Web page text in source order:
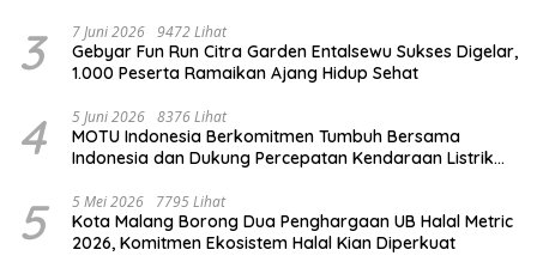
3 7 Juni 2026 9472 Lihat
Gebyar Fun Run Citra Garden Entalsewu Sukses Digelar,
1.000 Peserta Ramaikan Ajang Hidup Sehat
4 5 Juni 2026 8376 Lihat
MOTU Indonesia Berkomitmen Tumbuh Bersama
Indonesia dan Dukung Percepatan Kendaraan Listrik
5 5 Mei 2026 7795 Lihat
Kota Malang Borong Dua Penghargaan UB Halal Metric
2026, Komitmen Ekosistem Halal Kian Diperkuat